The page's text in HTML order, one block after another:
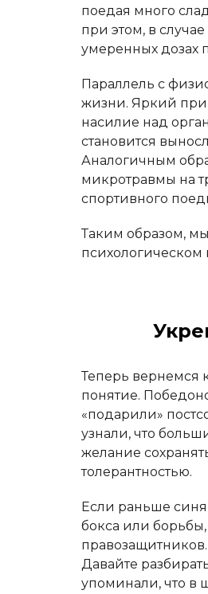
поедая много
при этом, в
умеренных дозах
Параллель с
жизни. Яркий
насилие над
становится
Аналогичным
микротравмы на
спортивного
Таким образом,
Теперь вернемся
понятие.
«подарили»
узнали, что
желание
толерантностью.
Если раньше
бокса или
Давайте
упоминали, что в